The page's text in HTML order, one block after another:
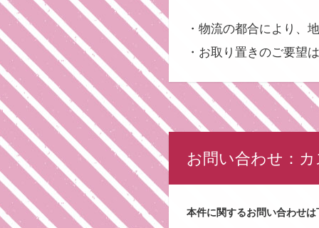
・物流の都合により、
・お取り置きのご要望
お問い合わせ：
本件に関するお問い合わせ